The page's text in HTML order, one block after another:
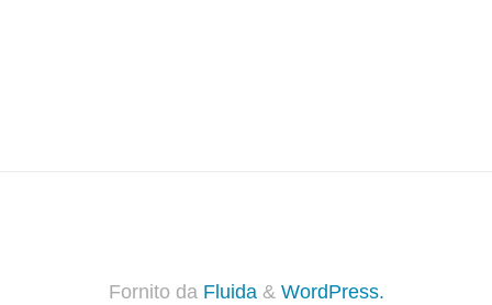
Fornito daFluida& WordPress.